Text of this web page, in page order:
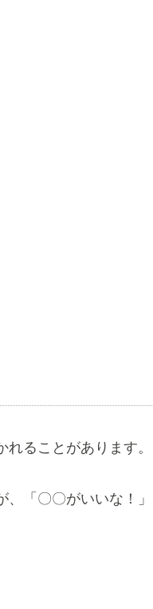
ることがあります。
「〇〇がいいな！